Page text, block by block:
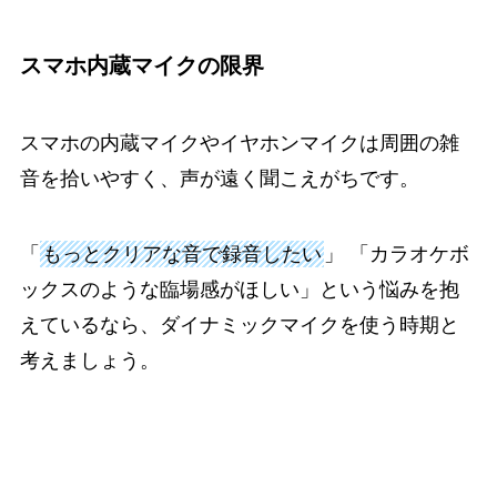
スマホ内蔵マイクの限界
スマホの内蔵マイクやイヤホンマイクは周囲の雑
音を拾いやすく、声が遠く聞こえがちです。
「 もっとクリアな音で録音したい」 「カラオケボ
ックスのような臨場感がほしい」という悩みを抱
えているなら、ダイナミックマイクを使う時期と
考えましょう。